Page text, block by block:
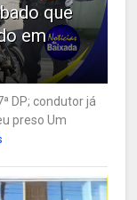
que
em
DP; condutor já
preso Um